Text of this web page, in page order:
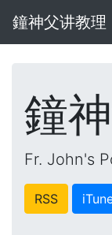
鐘神父讲教理
鐘
Fr. John's
RSS